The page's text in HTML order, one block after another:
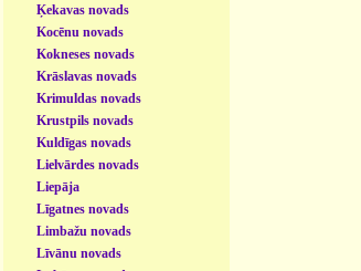
Ķekavas novads
Kocēnu novads
Kokneses novads
Krāslavas novads
Krimuldas novads
Krustpils novads
Kuldīgas novads
Lielvārdes novads
Liepāja
Līgatnes novads
Limbažu novads
Līvānu novads